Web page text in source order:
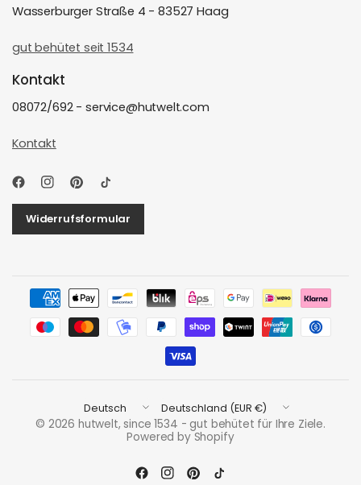
Wasserburger Straße 4 - 83527 Haag
gut behütet seit 1534
Kontakt
08072/692 - service@hutwelt.com
Kontakt
Widerrufsformular
Land/Region
aktualisieren
Land/Region
aktualisieren
© 2026 hutwelt, since 1534 - gut behütet für Ihre Ziele.
Powered by Shopify